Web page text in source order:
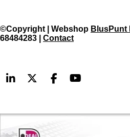
©Copyright Webshop BlusPunt
68484283
Contact
L
d
X
F
Y